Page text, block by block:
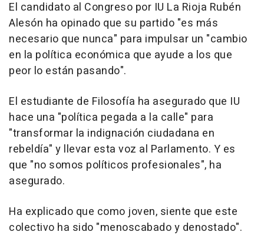
El candidato al Congreso por IU La Rioja Rubén
Alesón ha opinado que su partido "es más
necesario que nunca" para impulsar un "cambio
en la política económica que ayude a los que
peor lo están pasando".
El estudiante de Filosofía ha asegurado que IU
hace una "política pegada a la calle" para
"transformar la indignación ciudadana en
rebeldía" y llevar esta voz al Parlamento. Y es
que "no somos políticos profesionales", ha
asegurado.
Ha explicado que como joven, siente que este
colectivo ha sido "menoscabado y denostado".